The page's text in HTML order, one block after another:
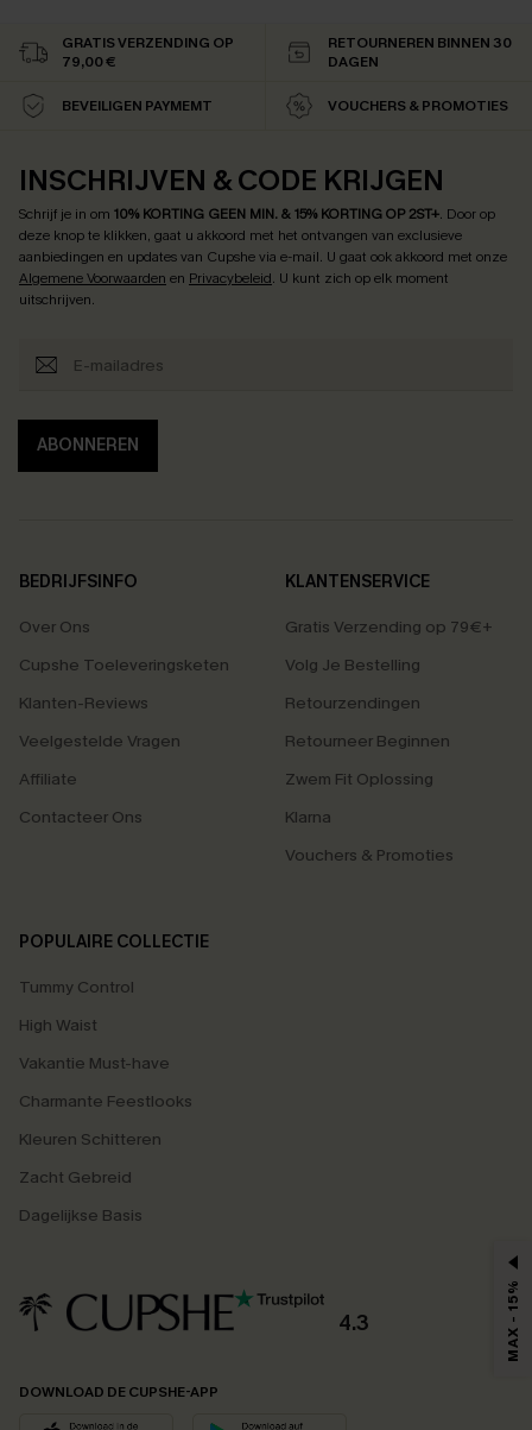
【AG18】2 met 10% korting
GRATIS VERZENDING OP
79,00 €
RETOURNEREN BINNEN 30
DAGEN
BEVEILIGEN PAYMEMT VOUCHERS & PROMOTIES
INSCHRIJVEN & CODE KRIJGEN
Schrijf je in om 10% KORTING GEEN MIN. & 15% KORTING OP 2ST+. Door op
deze knop te klikken, gaat u akkoord met het ontvangen van exclusieve
aanbiedingen en updates van Cupshe via e-mail. U gaat ook akkoord met onze
Algemene Voorwaarden en Privacybeleid. U kunt zich op elk moment
uitschrijven.
ABONNEREN
BEDRIJFSINFO
Over Ons
Cupshe Toeleveringsketen
Klanten-Reviews
Veelgestelde Vragen
Affiliate
Contacteer Ons
KLANTENSERVICE
Gratis Verzending op 79€+
Volg Je Bestelling
Retourzendingen
Retourneer Beginnen
Zwem Fit Oplossing
Klarna
Vouchers & Promoties
POPULAIRE COLLECTIE
Tummy Control
High Waist
Vakantie Must-have
Charmante Feestlooks
Kleuren Schitteren
Zacht Gebreid
Dagelijkse Basis
4.3
DOWNLOAD DE CUPSHE-APP
MAX - 15%